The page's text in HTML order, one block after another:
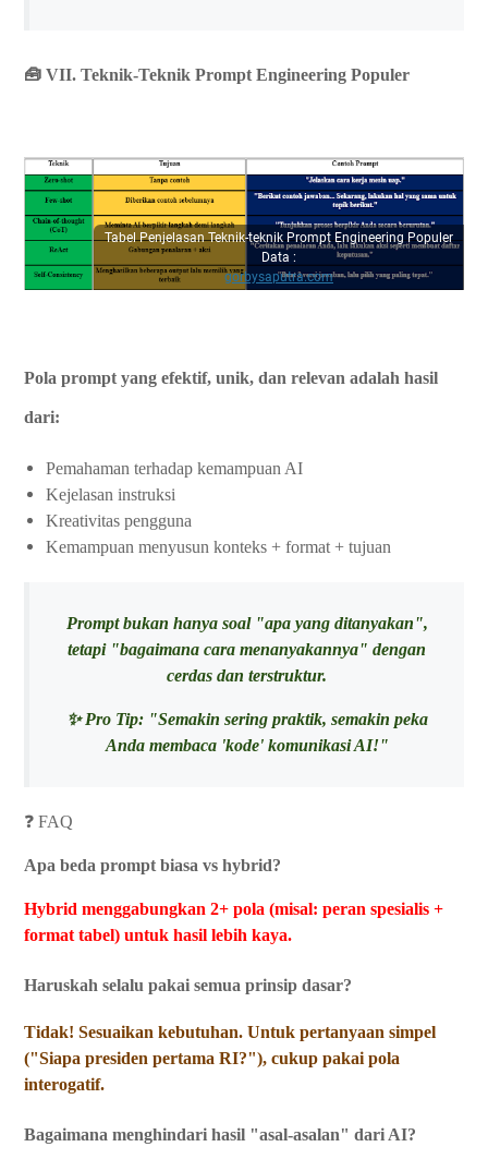
🧰 VII. Teknik-Teknik Prompt Engineering Populer
Tabel Penjelasan Teknik-teknik Prompt Engineering Populer
Data :
gorbysaputra.com
Pola prompt yang efektif, unik, dan relevan adalah hasil
dari:
Pemahaman terhadap kemampuan AI
Kejelasan instruksi
Kreativitas pengguna
Kemampuan menyusun konteks + format + tujuan
Prompt bukan hanya soal "apa yang ditanyakan",
tetapi "bagaimana cara menanyakannya" dengan
cerdas dan terstruktur.
✨ Pro Tip: "Semakin sering praktik, semakin peka
Anda membaca 'kode' komunikasi AI!"
❓ FAQ
Apa beda prompt biasa vs hybrid?
Hybrid menggabungkan 2+ pola (misal: peran spesialis +
format tabel) untuk hasil lebih kaya.
Haruskah selalu pakai semua prinsip dasar?
Tidak! Sesuaikan kebutuhan. Untuk pertanyaan simpel
("Siapa presiden pertama RI?"), cukup pakai pola
interogatif.
Bagaimana menghindari hasil "asal-asalan" dari AI?